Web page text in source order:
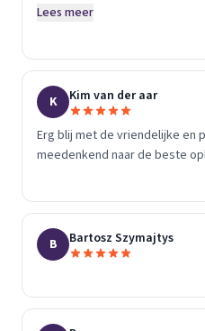
resultaat is precies zoals we
Lees meer
K Kim van der aar
Erg blij met de vriendelijke en
meedenkend naar de beste
B Bartosz Szymajtys